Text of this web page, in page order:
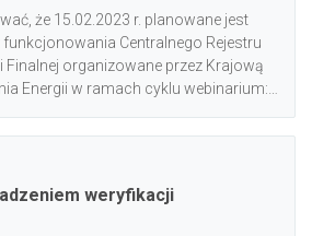
mailowo.
że 15.02.2023 r. planowane jest
Centralnego Rejestru
Finalnej organizowane przez Krajową
Energii w ramach cyklu webinarium:
Państwo na stronie wydarzenia: <a
event/centralny-rejestr-
weryfikacji